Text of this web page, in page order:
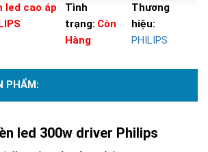
led cao áp
Tình
trạng: Còn
Hàng
Thương
hiệu:
PHILIPS
PHẨM:
led 300w driver Philips